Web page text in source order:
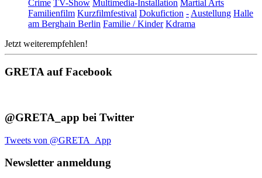
Crime TV-Show Multimedia-Installation Martial Arts
Familienfilm Kurzfilmfestival Dokufiction - Austellung Halle
am Berghain Berlin Familie / Kinder Kdrama
Jetzt weiterempfehlen!
GRETA auf Facebook
@GRETA_app bei Twitter
Tweets von @GRETA_App
Newsletter anmeldung